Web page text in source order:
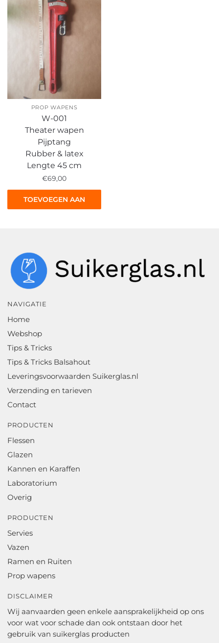
PROP WAPENS
W-001
Theater wapen
Pijptang
Rubber & latex
Lengte 45 cm
€69,00
TOEVOEGEN AAN
NAVIGATIE
Home
Webshop
Tips & Tricks
Tips & Tricks Balsahout
Leveringsvoorwaarden Suikerglas.nl
Verzending en tarieven
Contact
PRODUCTEN
Flessen
Glazen
Kannen en Karaffen
Laboratorium
Overig
PRODUCTEN
Servies
Vazen
Ramen en Ruiten
Prop wapens
DISCLAIMER
Wij aanvaarden geen enkele aansprakelijkheid op ons
voor wat voor schade dan ook ontstaan door het
gebruik van suikerglas producten